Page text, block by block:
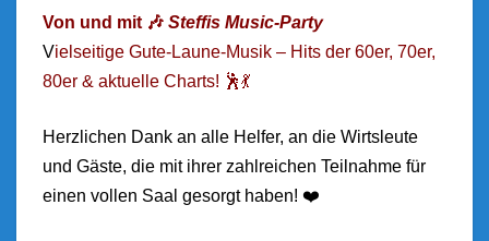
Von und mit 🎶 Steffis Music-Party
Vielseitige Gute-Laune-Musik – Hits der 60er, 70er,
80er & aktuelle Charts! 🕺💃
Herzlichen Dank an alle Helfer, an die Wirtsleute
und Gäste, die mit ihrer zahlreichen Teilnahme für
einen vollen Saal gesorgt haben! ❤️